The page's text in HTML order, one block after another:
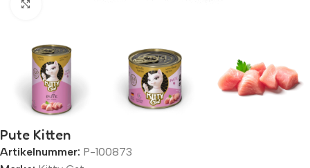
Pute Kitten
Artikelnummer: P-100873